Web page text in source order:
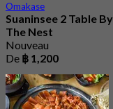
Omakase
Suaninsee 2 Table By
The Nest
Nouveau
De ฿ 1,200